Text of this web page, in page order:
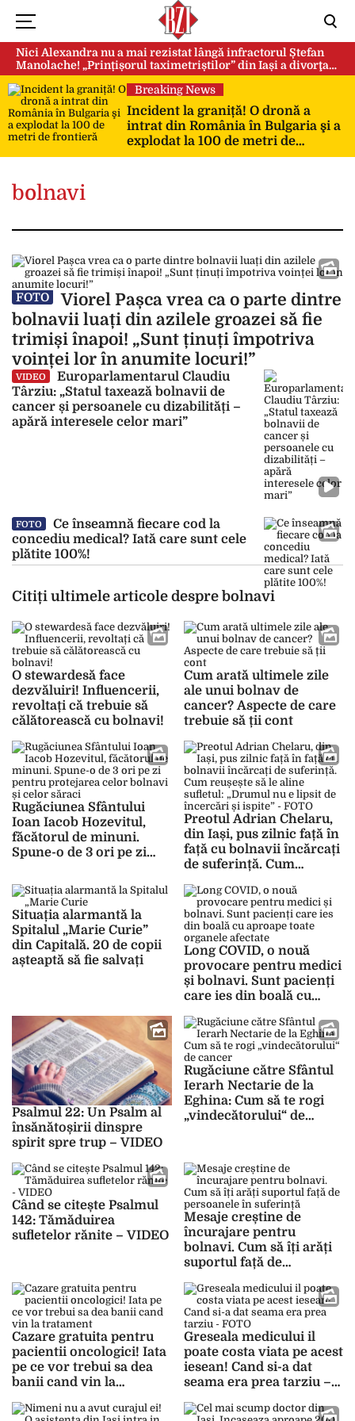
Nici Alexandra nu a mai rezistat lângă infractorul Ștefan
Manolache! „Prințișorul taximetriștilor” din Iași a divorţat
după doi ani de căsnicie
Breaking News
Incident la graniță! O dronă a
intrat din România în Bulgaria şi a
explodat la 100 de metri de
frontieră
bolnavi
FOTO
Viorel Pașca vrea ca o parte dintre
bolnavii luați din azilele groazei să fie
trimiși înapoi! „Sunt ținuți împotriva
voinței lor în anumite locuri!”
VIDEO
Europarlamentarul Claudiu
Târziu: „Statul taxează bolnavii de
cancer și persoanele cu dizabilități –
apără interesele celor mari”
FOTO
Ce înseamnă fiecare cod la
concediu medical? Iată care sunt cele
plătite 100%!
Citiți ultimele articole despre bolnavi
O stewardesă face
dezvăluiri! Influencerii,
revoltați că trebuie să
călătorească cu bolnavi!
Cum arată ultimele zile
ale unui bolnav de
cancer? Aspecte de care
trebuie să ții cont
Rugăciunea Sfântului
Ioan Iacob Hozevitul,
făcătorul de minuni.
Spune-o de 3 ori pe zi
bolnavi și celor săraci
Preotul Adrian Chelaru,
din Iași, pus zilnic față în
față cu bolnavii încărcați
de suferință. Cum
sufletul: „Drumul nu e
lipsit de încercări și
ispite” – FOTO
Situația alarmantă la
Spitalul „Marie Curie”
din Capitală. 20 de copii
așteaptă să fie salvați
Long COVID, o nouă
provocare pentru medici
și bolnavi. Sunt pacienți
care ies din boală cu
afectate
Psalmul 22: Un Psalm al
însănătoșirii dinspre
spirit spre trup – VIDEO
Rugăciune către Sfântul
Ierarh Nectarie de la
Eghina: Cum să te rogi
„vindecătorului“ de
Când se citește Psalmul
142: Tămăduirea
sufletelor rănite – VIDEO
Mesaje creștine de
încurajare pentru
bolnavi. Cum să îți arăți
suportul față de
Cazare gratuita pentru
pacientii oncologici! Iata
pe ce vor trebui sa dea
banii cand vin la
Greseala medicului il
poate costa viata pe acest
iesean! Cand si-a dat
seama era prea tarziu –